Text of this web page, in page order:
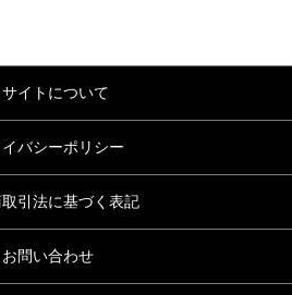
サイトについて
バシーポリシー
引法に基づく表記
お問い合わせ